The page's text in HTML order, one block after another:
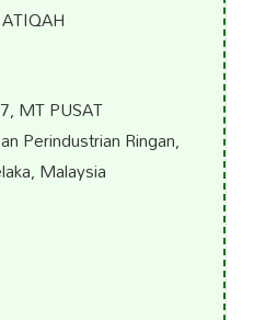
MT PUSAT
Perindustrian Ringan,
Malaysia